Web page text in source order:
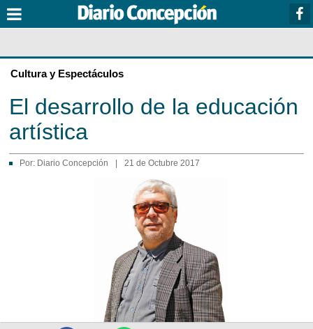
Cultura y Espectáculos
El desarrollo de la educación
artística
Por: Diario Concepción 21 de Octubre 2017